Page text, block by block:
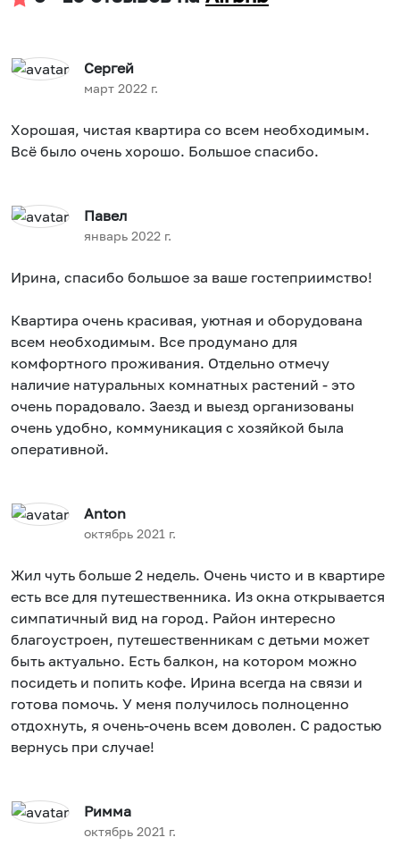
Сергей
март 2022 г.
Хорошая, чистая квартира со всем необходимым.
Всё было очень хорошо. Большое спасибо.
Павел
январь 2022 г.
Ирина, спасибо большое за ваше гостеприимство!
Квартира очень красивая, уютная и оборудована
всем необходимым. Все продумано для
комфортного проживания. Отдельно отмечу
наличие натуральных комнатных растений - это
очень порадовало. Заезд и выезд организованы
очень удобно, коммуникация с хозяйкой была
оперативной.
Anton
октябрь 2021 г.
Жил чуть больше 2 недель. Очень чисто и в квартире
есть все для путешественника. Из окна открывается
симпатичный вид на город. Район интересно
благоустроен, путешественникам с детьми может
быть актуально. Есть балкон, на котором можно
посидеть и попить кофе. Ирина всегда на связи и
готова помочь. У меня получилось полноценно
отдохнуть, я очень-очень всем доволен. С радостью
вернусь при случае!
Римма
октябрь 2021 г.